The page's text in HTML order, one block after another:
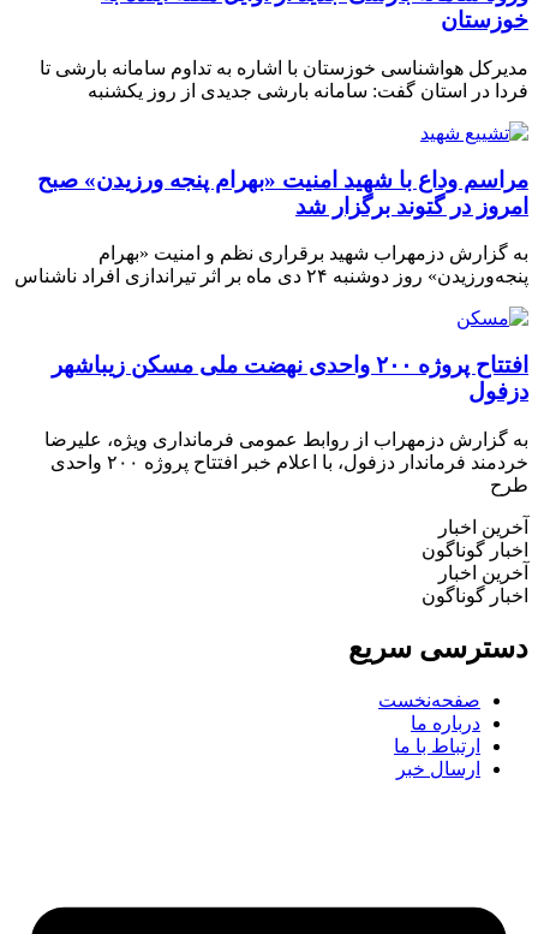
خوزستان
مدیرکل هواشناسی خوزستان با اشاره به تداوم سامانه بارشی تا
فردا در استان گفت: سامانه بارشی جدیدی از روز یکشنبه
مراسم وداع با شهید امنیت «بهرام پنجه ورزیدن» صبح
امروز در گتوند برگزار شد
به گزارش دزمهراب شهید برقراری نظم و امنیت «بهرام
پنجه‌ورزیدن» روز دوشنبه ۲۴ دی ماه بر اثر تیراندازی افراد ناشناس
افتتاح پروژه ۲۰۰ واحدی نهضت ملی مسکن زیباشهر
دزفول
به گزارش دزمهراب از روابط عمومی فرمانداری ویژه، علیرضا
خردمند فرماندار دزفول، با اعلام خبر افتتاح پروژه ۲۰۰ واحدی
طرح
آخرین اخبار
اخبار گوناگون
آخرین اخبار
اخبار گوناگون
دسترسی سریع
صفحه‌نخست
درباره ما
ارتباط با ما
ارسال خبر